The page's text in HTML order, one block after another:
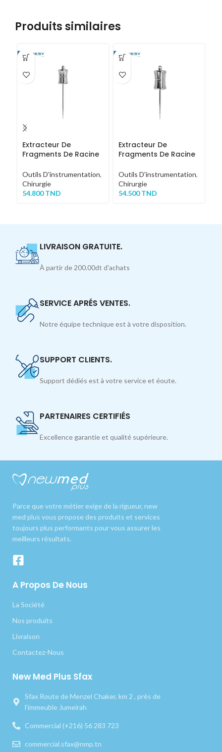
Produits similaires
Extracteur De
Fragments De Racine
Outils D'instrumentation,
Chirurgie
54.800TND
Extracteur De
Fragments De Racine
Outils D'instrumentation,
Chirurgie
54.500TND
LIVRAISON GRATUITE.
À partir de 200.00dt d'achats
SERVICE APRÉS VENTES.
Notre équipe technique est à votre disposition.
SUPPORT CLIENTS.
Support dédiés est à votre service et éoute.
PARTENAIRES CERTIFIÉS
Excellence garantie et qualité supérieure.
Parce que votre métier exige de la rigueur, new
med plus vous propose des produits et services
toujours plus performants pour vous assurer les
meilleurs résultats.
A Propos De Nous
La Société
Nos produits
Livraison
Contactez-Nous
New Med Plus Sfax
Sfax Route de Menzel Chaker, km 2 , près de
l’immeuble Jumeirah
Commercial (+216) 56 283 723
commercial.sfax@nmp.tn